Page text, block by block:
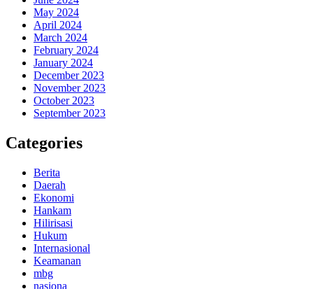
May 2024
April 2024
March 2024
February 2024
January 2024
December 2023
November 2023
October 2023
September 2023
Categories
Berita
Daerah
Ekonomi
Hankam
Hilirisasi
Hukum
Internasional
Keamanan
mbg
nasiona